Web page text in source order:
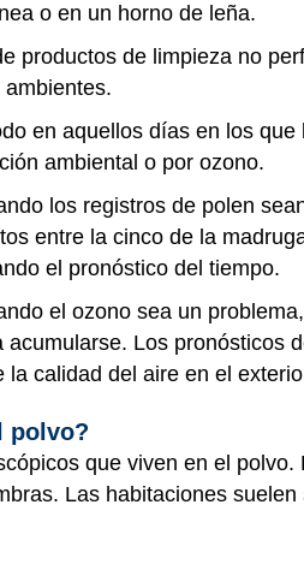
o en un horno de leña.
productos de limpieza no
en aquellos días en los
ambiental o por ozono.
los registros de polen
entre la cinco de la
el pronóstico del tiempo.
el ozono sea un
Los pronósticos
calidad del aire en el
polvo?
que viven en el
Las habitaciones